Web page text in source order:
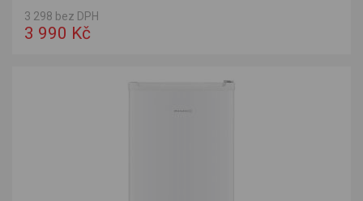
3 298 bez DPH
3 990 Kč